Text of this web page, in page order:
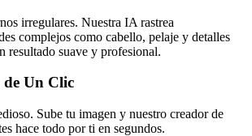
irregulares. Nuestra IA rastrea
complejos como cabello, pelaje y detalles
resultado suave y profesional.
Un Clic
Sube tu imagen y nuestro creador de
hace todo por ti en segundos.